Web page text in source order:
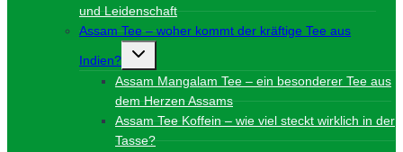
und Leidenschaft
Assam Tee – woher kommt der kräftige Tee aus
Indien?
Untermenü
Assam Mangalam Tee – ein besonderer Tee aus
dem Herzen Assams
Assam Tee Koffein – wie viel steckt wirklich in der
Tasse?